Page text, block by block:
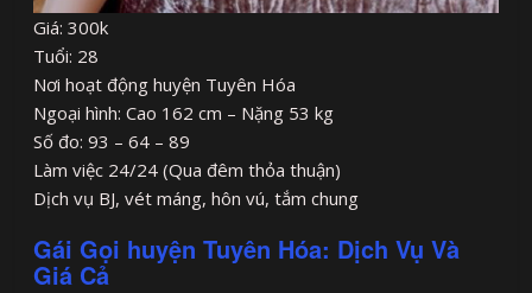
Giá: 300k
Tuổi: 28
Nơi hoạt động huyện Tuyên Hóa
Ngoại hình: Cao 162 cm – Nặng 53 kg
Số đo: 93 – 64 – 89
Làm việc 24/24 (Qua đêm thỏa thuận)
Dịch vụ BJ, vét máng, hôn vú, tắm chung
Gái Gọi huyện Tuyên Hóa: Dịch Vụ Và
Giá Cả